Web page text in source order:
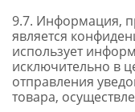
9.7. Информация,
является
использует
исключительно в
отправления
товара,